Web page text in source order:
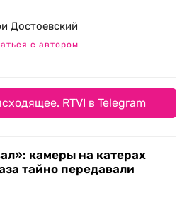
Достоевский
с автором
RTVI в Telegram
камеры на катерах
тайно передавали